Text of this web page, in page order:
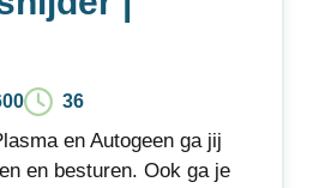
36
en Autogeen ga jij
en besturen. Ook ga je